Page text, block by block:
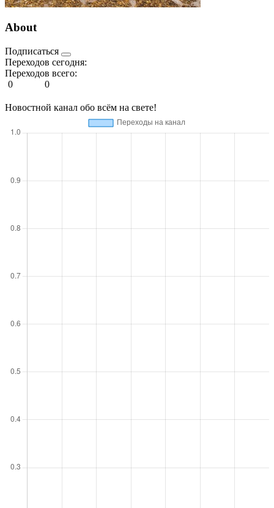
Аbout
Подписаться
Переходов сегодня:
Переходов всего:
0
0
Новостной канал обо всём на свете!